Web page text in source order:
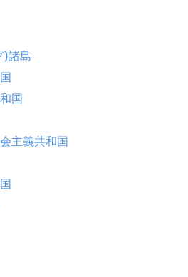
諸島
国
主義共和国